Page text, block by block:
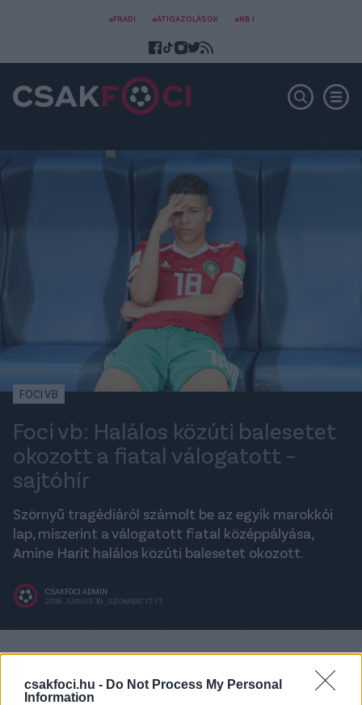
csakfoci.hu - Do Not Process My Personal
Information
#FRADI #ÁTIGAZOLÁSOK #NB I
FOCI VB
Foci vb: Halálos közúti balesetet
okozott a fiatal válogatott –
sajtóhír
Szörnyű tragédiáról számolt be az egyik marokkói
lap, miszerint a válogatott fiatal középpályása,
Amine Harit halálos közúti balesetet okozott.
CSAKFOCI ADMIN
2018. JÚNIUS 30., SZOMBAT 17:17
Csakfoci
Google News oldalán is!